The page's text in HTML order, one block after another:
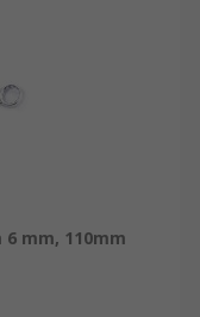
6 mm, 110mm